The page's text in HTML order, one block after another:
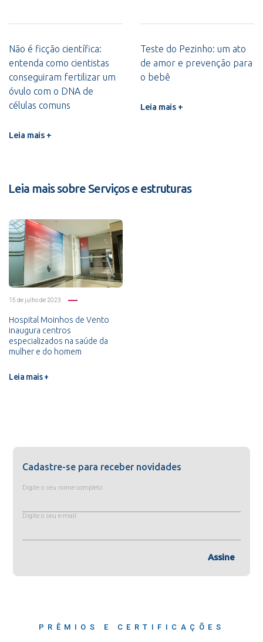
Não é ficção científica:
entenda como cientistas
conseguiram fertilizar um
óvulo com o DNA de
células comuns
Leia mais +
Teste do Pezinho: um ato
de amor e prevenção para
o bebê
Leia mais +
Leia mais sobre Serviços e estruturas
15 de julho de 2023
Hospital Moinhos de Vento
inaugura centros
especializados na saúde da
mulher e do homem
Leia mais +
Cadastre-se para receber novidades
Digite o seu nome completo
Digite o seu e-mail
Assine
PRÊMIOS E CERTIFICAÇÕES